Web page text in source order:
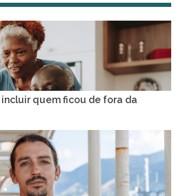
quem ficou de fora da